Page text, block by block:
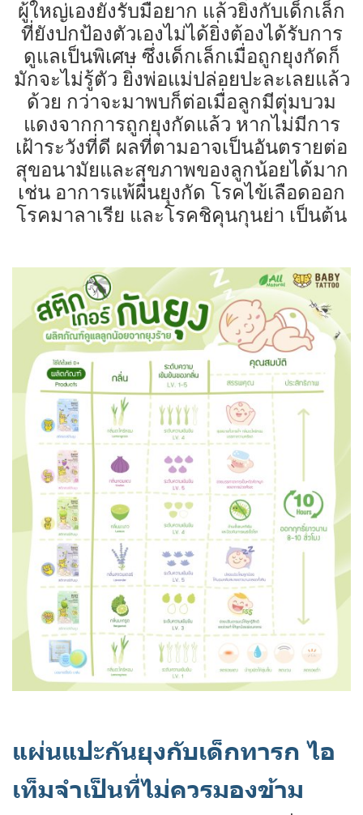
ผู้ใหญ่เองยังรับมือยาก แล้วยิ่งกับเด็กเล็ก
ที่ยังปกป้องตัวเองไม่ได้ยิ่งต้องได้รับการ
ดูแลเป็นพิเศษ ซึ่งเด็กเล็กเมื่อถูกยุงกัดก็
มักจะไม่รู้ตัว ยิ่งพ่อแม่ปล่อยปะละเลยแล้ว
ด้วย กว่าจะมาพบก็ต่อเมื่อลูกมีตุ่มบวม
แดงจากการถูกยุงกัดแล้ว หากไม่มีการ
เฝ้าระวังที่ดี ผลที่ตามอาจเป็นอันตรายต่อ
สุขอนามัยและสุขภาพของลูกน้อยได้มาก
เช่น อาการแพ้ผื่นยุงกัด โรคไข้เลือดออก
โรคมาลาเรีย และโรคชิคุนกุนย่า เป็นต้น
แผ่นแปะกันยุงกับเด็กทารก ไอ
เท็มจำเป็นที่ไม่ควรมองข้าม